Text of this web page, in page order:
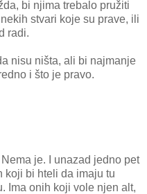
bi njima trebalo pružiti
stvari koje su prave, ili
radi.
nisu ništa, ali bi najmanje
i što je pravo.
je. I unazad jedno pet
koji bi hteli da imaju tu
Ima onih koji vole njen alt,